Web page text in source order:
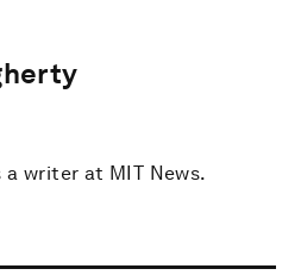
writer at MIT News.